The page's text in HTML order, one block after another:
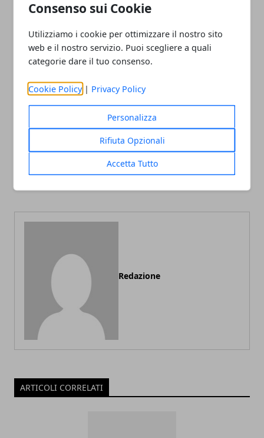
Consenso sui Cookie
Utilizziamo i cookie per ottimizzare il nostro sito
web e il nostro servizio. Puoi scegliere a quali
categorie dare il tuo consenso.
Cookie Policy | Privacy Policy
Personalizza
Rifiuta Opzionali
Accetta Tutto
Facebook
TwitterWhatsapp
Articolo Precedente
I vantaggi di riparare il tuo
invece di acquistarne uno
Articolo Successivo
Feste per bambini: come
Redazione
ARTICOLI CORRELATI